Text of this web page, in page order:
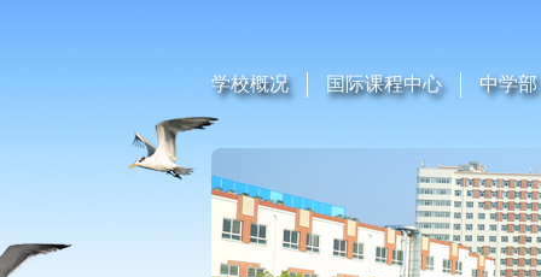
学校概况 国际课程中心 中学部